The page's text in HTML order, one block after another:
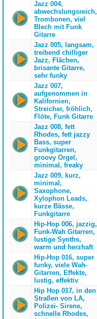
Jazz 004,
abwechslungsreich,
Trombonen, viel
Blech mit Funk
Gitarre
Jazz 005, langsam,
treibend chilliger
Jazz, Flächen,
brisante Gitarre,
sehr funky
Jazz 007,
aufgenommen in
Kalifornien,
Streicher, fröhlich,
Flöte, Funk Gitarre
Jazz 008, fett
Rhodes, fett jazzy
Bass, super
Funkgitarren,
groovy Orgel,
minimal, freaky
Jazz 009, kurz,
minimal,
Saxophone,
Xylophon Leads,
kurze Bässe,
Funkgitarre
Hip-Hop 006, jazzig,
Funk-Wah Gitarren,
lustige Synths,
warm und herzhaft
Hip-Hop 016, super
funky, viele Wah-
Gitarren, Effekte,
lustig, effektiv
Hip Hop 017, in den
Straßen von LA,
Polizei- Sirene,
schnelle Rhodes,